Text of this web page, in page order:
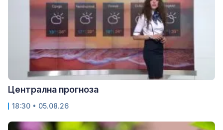
Централна прогноза
18:30 • 05.08.26